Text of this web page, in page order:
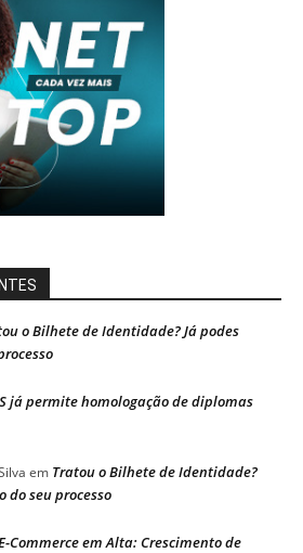
o Bilhete de Identidade? Já podes
já permite homologação de diplomas
em Tratou o Bilhete de Identidade?
do seu processo
Commerce em Alta: Crescimento de